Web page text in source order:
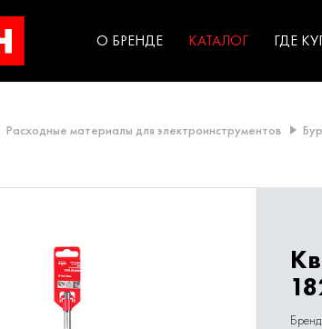
О БРЕНДЕ КАТАЛОГ ГДЕ
Расходные материалы для электроинструментов